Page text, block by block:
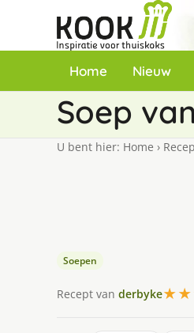
Home Nieuw
Soep
U bent hier: Home ›
Soepen
Recept van derbyke